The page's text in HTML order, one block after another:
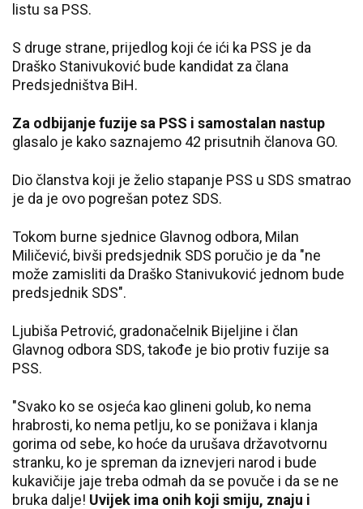
listu sa PSS.
S druge strane, prijedlog koji će ići ka PSS je da
Draško Stanivuković bude kandidat za člana
Predsjedništva BiH.
Za odbijanje fuzije sa PSS i samostalan nastup
glasalo je kako saznajemo 42 prisutnih članova GO.
Dio članstva koji je želio stapanje PSS u SDS smatrao
je da je ovo pogrešan potez SDS.
Tokom burne sjednice Glavnog odbora, Milan
Miličević, bivši predsjednik SDS poručio je da "ne
može zamisliti da Draško Stanivuković jednom bude
predsjednik SDS".
Ljubiša Petrović, gradonačelnik Bijeljine i član
Glavnog odbora SDS, takođe je bio protiv fuzije sa
PSS.
"Svako ko se osjeća kao glineni golub, ko nema
hrabrosti, ko nema petlju, ko se ponižava i klanja
gorima od sebe, ko hoće da urušava državotvornu
stranku, ko je spreman da iznevjeri narod i bude
kukavičije jaje treba odmah da se povuče i da se ne
bruka dalje! Uvijek ima onih koji smiju, znaju i